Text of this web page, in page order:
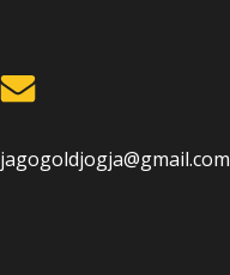
jagogoldjogja@gmail.com